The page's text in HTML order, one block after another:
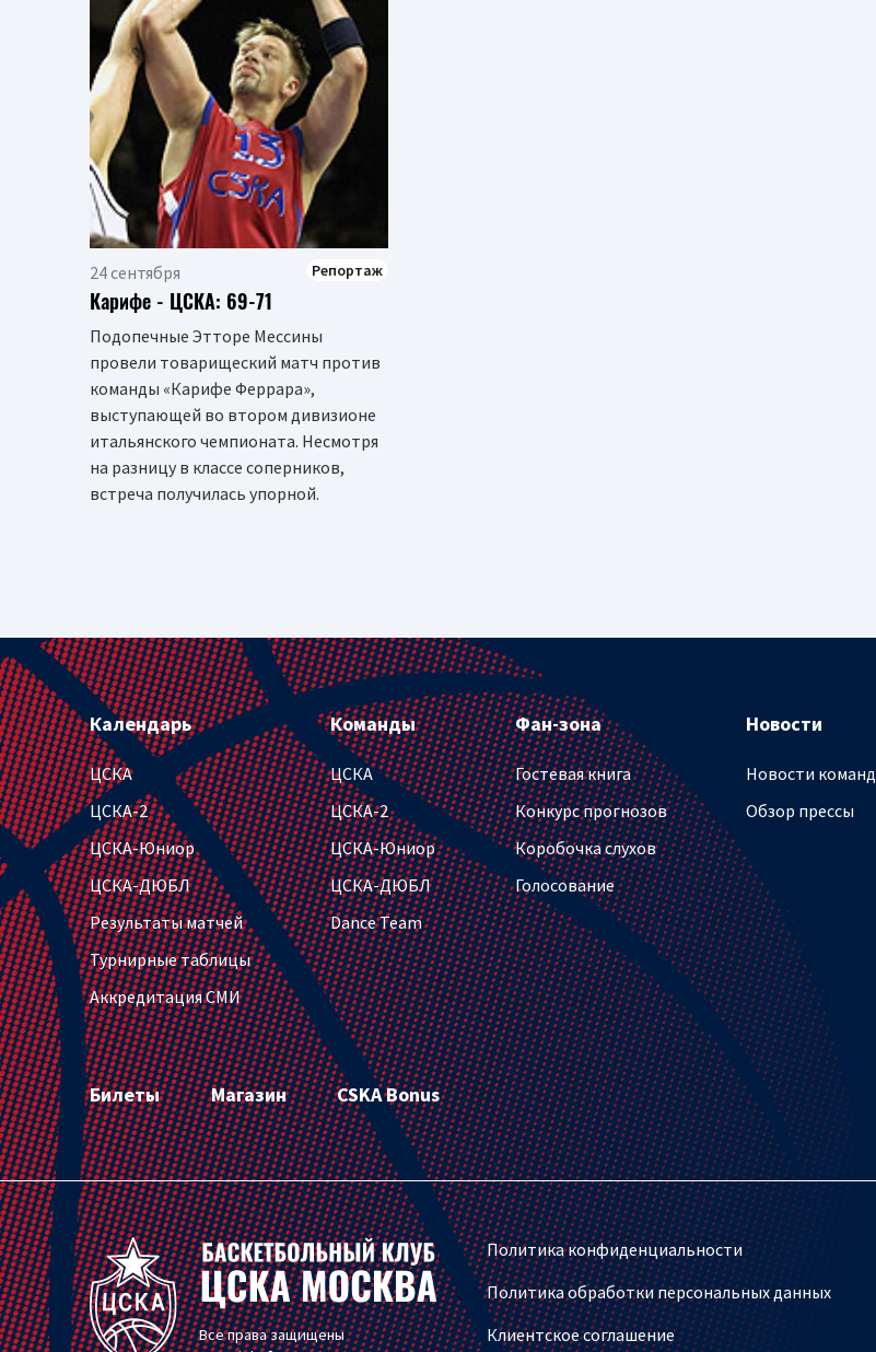
24 сентября Репортаж
Карифе - ЦСКА: 69-71
Подопечные Этторе Мессины
провели товарищеский матч против
команды «Карифе Феррара»,
выступающей во втором дивизионе
итальянского чемпионата. Несмотря
на разницу в классе соперников,
встреча получилась упорной.
Календарь
ЦСКА
ЦСКА-2
ЦСКА-Юниор
ЦСКА-ДЮБЛ
Результаты матчей
Турнирные таблицы
Аккредитация СМИ
Команды
ЦСКА
ЦСКА-2
ЦСКА-Юниор
ЦСКА-ДЮБЛ
Dance Team
Фан-зона
Гостевая книга
Конкурс прогнозов
Коробочка слухов
Голосование
Новости
Новости команд
Обзор прессы
Билеты Магазин CSKA Bonus
Все права защищены
Политика конфиденциальности
Политика обработки персональных данных
Клиентское соглашение